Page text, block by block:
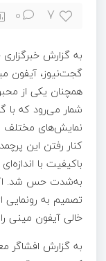
7
0
به گزارش
گجت‌نیوز، آیفون
همچنان یکی از
شمار می‌رود که با
نمایش‌های مختلف
کنار رفتن این
باکیفیت با
به‌شدت حس شد.
تصمیم به
خالی آیفون مینی
به گزارش افشاگر